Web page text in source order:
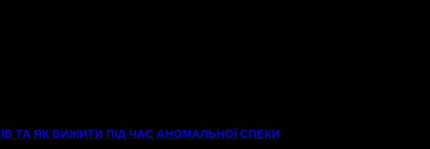
ТА ЯК ВИЖИТИ ПІД ЧАС АНОМАЛЬНОЇ СПЕКИ